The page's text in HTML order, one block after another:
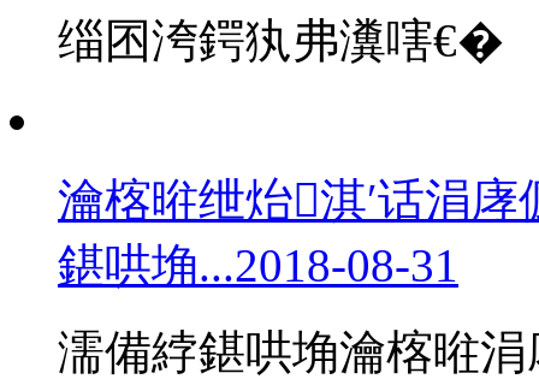
缁囨洿鍔犱弗瀵嗐€�
瀹楁暀绁炲淇′话涓
鍖哄埆...2018-08-31
濡備綍鍖哄埆瀹楁暀